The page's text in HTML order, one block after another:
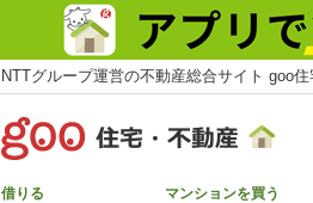
NTTグループ運営の不動産総合サイト goo
借りる マンションを買う